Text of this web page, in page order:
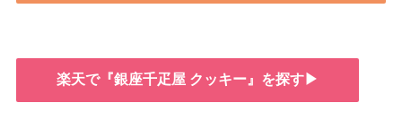
楽天で『銀座千疋屋 クッキー』を探す▶